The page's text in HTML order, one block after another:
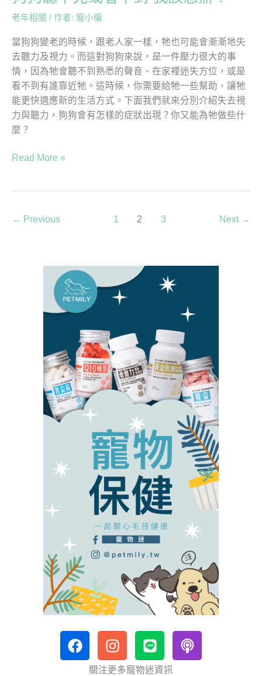
老年相關 / 作者: 寵小編
當狗狗變老的時候，跟老人家一樣，牠也可能會漸漸地失
去聽力及視力。而這對狗狗來說，是一件壓力很大的事
情，因為牠會聽不到熟悉的聲音、在家裡迷失方位，或是
看不到有誰靠近牠。這時候，你需要給牠一些幫助，讓牠
能更快適應新的生活方式。下面我們就來分別介紹失去視
力與聽力，狗狗會有怎樣的症狀出現？你又能為牠做些什
麼？
Read More »
← Previous 1 2 3 Next →
F
a
I
n
s
L
i
n
P
o
關注更多寵物迷資訊